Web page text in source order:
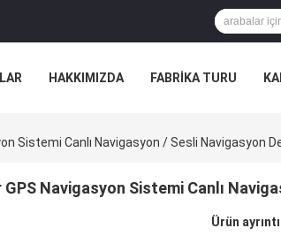
HAKKIMIZDA FABRIKA TURU
Sistemi Canlı Navigasyon / Sesli Navigasyon
GPS Navigasyon Sistemi Canlı
Ürün